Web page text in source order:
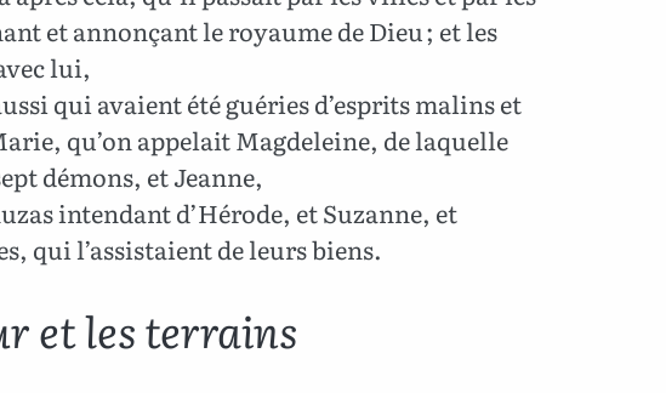
et annonçant le royaume de Dieu ; et les
lui,
qui avaient été guéries d’esprits malins et
qu’on appelait Magdeleine, de laquelle
démons, et Jeanne,
intendant d’Hérode, et Suzanne, et
qui l’assistaient de leurs biens.
et les terrains